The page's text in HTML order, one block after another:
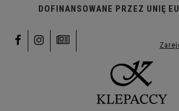
DOFINANSOWANE PRZEZ UNIĘ